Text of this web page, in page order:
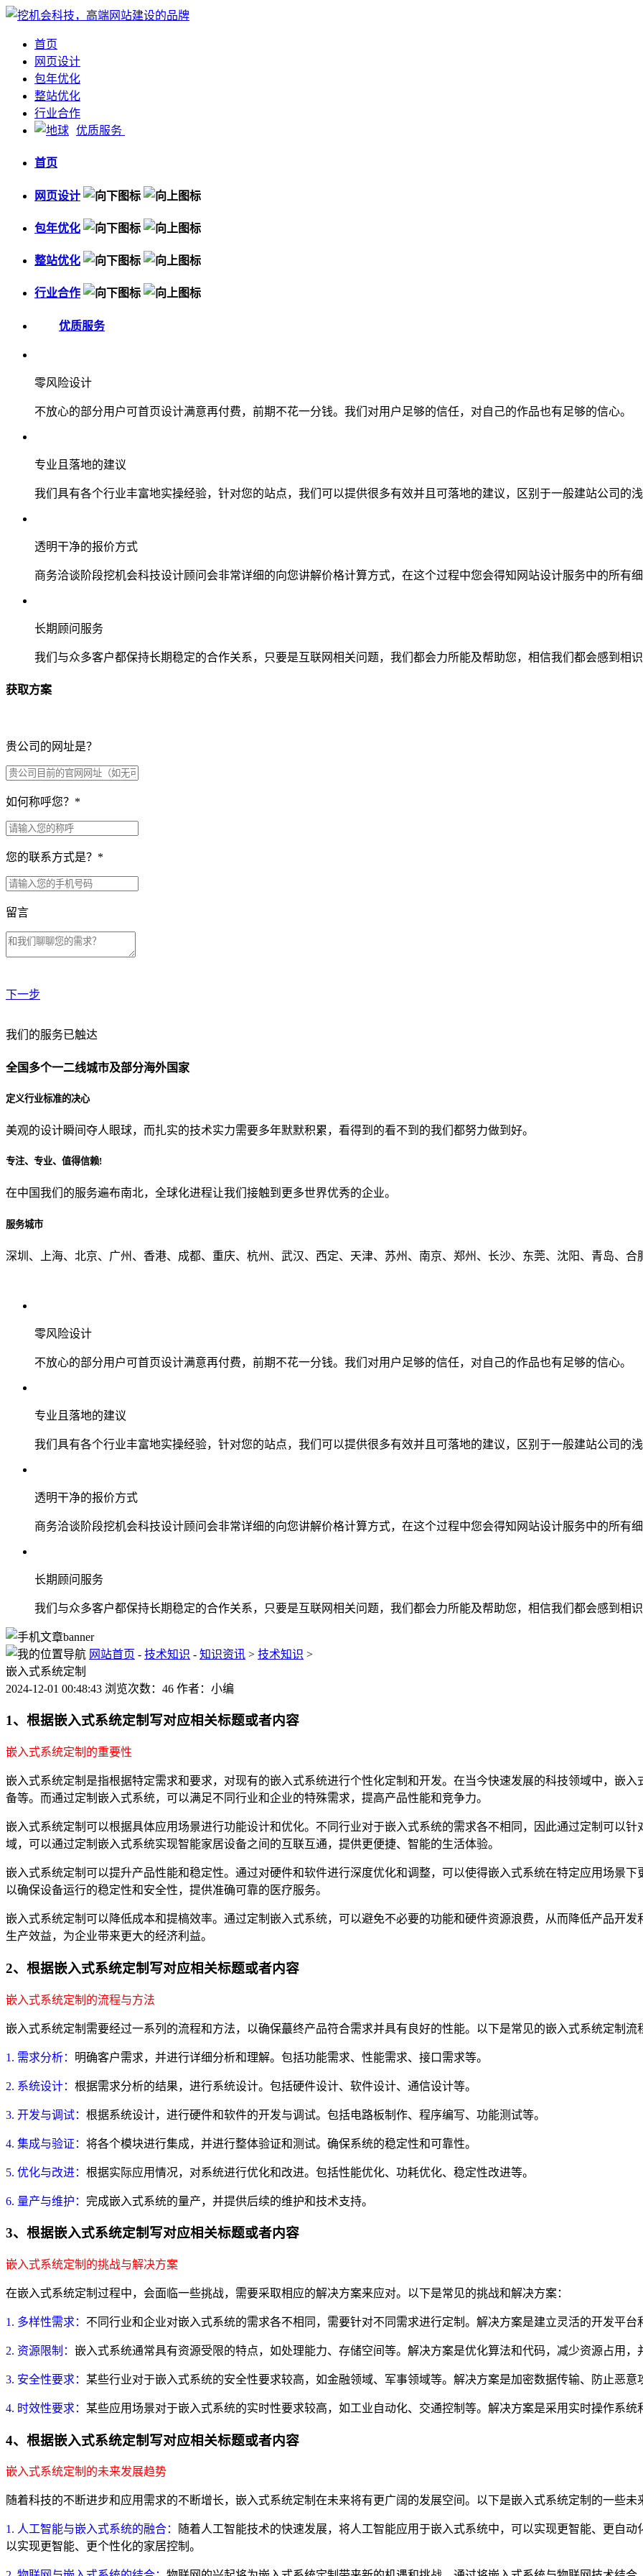
首页
网页设计
包年优化
整站优化
行业合作
优质服务
首页
网页设计
包年优化
整站优化
行业合作
优质服务
零风险设计
不放心的部分用户可首页设计满意再付费，前期不花一分钱。我们对用户足够的信任，对自己的作品也有足够的信心。
专业且落地的建议
我们具有各个行业丰富地实操经验，针对您的站点，我们可以提供很多有效并且可落地的建议，区别于一般建站公司的
透明干净的报价方式
商务洽谈阶段挖机会科技设计顾问会非常详细的向您讲解价格计算方式，在这个过程中您会得知网站设计服务中的所有
长期顾问服务
我们与众多客户都保持长期稳定的合作关系，只要是互联网相关问题，我们都会力所能及帮助您，相信我们都会感到相
获取方案
贵公司的网址是？
如何称呼您？ *
您的联系方式是？ *
留言
下一步
贵公司预算范围是？
贵公司的团队规模是？
从哪里了解到我们？
我们的服务已触达
全国多个一二线城市及部分海外国家
定义行业标准的决心
美观的设计瞬间夺人眼球，而扎实的技术实力需要多年默默积累，看得到的看不到的我们都努力做到好。
专注、专业、值得信赖!
在中国我们的服务遍布南北，全球化进程让我们接触到更多世界优秀的企业。
服务城市
深圳、上海、北京、广州、香港、成都、重庆、杭州、武汉、西定、天津、苏州、南京、郑州、长沙、东莞、沈阳、青岛、合
零风险设计
不放心的部分用户可首页设计满意再付费，前期不花一分钱。我们对用户足够的信任，对自己的作品也有足够的信心。
专业且落地的建议
我们具有各个行业丰富地实操经验，针对您的站点，我们可以提供很多有效并且可落地的建议，区别于一般建站公司的
透明干净的报价方式
商务洽谈阶段挖机会科技设计顾问会非常详细的向您讲解价格计算方式，在这个过程中您会得知网站设计服务中的所有
长期顾问服务
我们与众多客户都保持长期稳定的合作关系，只要是互联网相关问题，我们都会力所能及帮助您，相信我们都会感到相
网站首页 - 技术知识 - 知识资讯 > 技术知识 >
嵌入式系统定制
2024-12-01 00:48:43 浏览次数：46 作者：小编
1、根据嵌入式系统定制写对应相关标题或者内容
嵌入式系统定制的重要性
嵌入式系统定制是指根据特定需求和要求，对现有的嵌入式系统进行个性化定制和开发。在当今快速发展的科技领域中，嵌
备等。而通过定制嵌入式系统，可以满足不同行业和企业的特殊需求，提高产品性能和竞争力。
嵌入式系统定制可以根据具体应用场景进行功能设计和优化。不同行业对于嵌入式系统的需求各不相同，因此通过定制可以
域，可以通过定制嵌入式系统实现智能家居设备之间的互联互通，提供更便捷、智能的生活体验。
嵌入式系统定制可以提升产品性能和稳定性。通过对硬件和软件进行深度优化和调整，可以使得嵌入式系统在特定应用场景
以确保设备运行的稳定性和安全性，提供准确可靠的医疗服务。
嵌入式系统定制可以降低成本和提槁效率。通过定制嵌入式系统，可以避免不必要的功能和硬件资源浪费，从而降低产品开
生产效益，为企业带来更大的经济利益。
2、根据嵌入式系统定制写对应相关标题或者内容
嵌入式系统定制的流程与方法
嵌入式系统定制需要经过一系列的流程和方法，以确保蕞终产品符合需求并具有良好的性能。以下是常见的嵌入式系统定制流
1. 需求分析： 明确客户需求，并进行详细分析和理解。包括功能需求、性能需求、接口需求等。
2. 系统设计： 根据需求分析的结果，进行系统设计。包括硬件设计、软件设计、通信设计等。
3. 开发与调试： 根据系统设计，进行硬件和软件的开发与调试。包括电路板制作、程序编写、功能测试等。
4. 集成与验证： 将各个模块进行集成，并进行整体验证和测试。确保系统的稳定性和可靠性。
5. 优化与改进： 根据实际应用情况，对系统进行优化和改进。包括性能优化、功耗优化、稳定性改进等。
6. 量产与维护： 完成嵌入式系统的量产，并提供后续的维护和技术支持。
3、根据嵌入式系统定制写对应相关标题或者内容
嵌入式系统定制的挑战与解决方案
在嵌入式系统定制过程中，会面临一些挑战，需要采取相应的解决方案来应对。以下是常见的挑战和解决方案：
1. 多样性需求： 不同行业和企业对嵌入式系统的需求各不相同，需要针对不同需求进行定制。解决方案是建立灵活的开发平
2. 资源限制： 嵌入式系统通常具有资源受限的特点，如处理能力、存储空间等。解决方案是优化算法和代码，减少资源占用，
3. 安全性要求： 某些行业对于嵌入式系统的安全性要求较高，如金融领域、军事领域等。解决方案是加密数据传输、防止恶
4. 时效性要求： 某些应用场景对于嵌入式系统的实时性要求较高，如工业自动化、交通控制等。解决方案是采用实时操作系
4、根据嵌入式系统定制写对应相关标题或者内容
嵌入式系统定制的未来发展趋势
随着科技的不断进步和应用需求的不断增长，嵌入式系统定制在未来将有更广阔的发展空间。以下是嵌入式系统定制的一些未
1. 人工智能与嵌入式系统的融合：
随着人工智能技术的快速发展，将人工智能应用于嵌入式系统中，可以实现更智能、更自
以实现更智能、更个性化的家居控制。